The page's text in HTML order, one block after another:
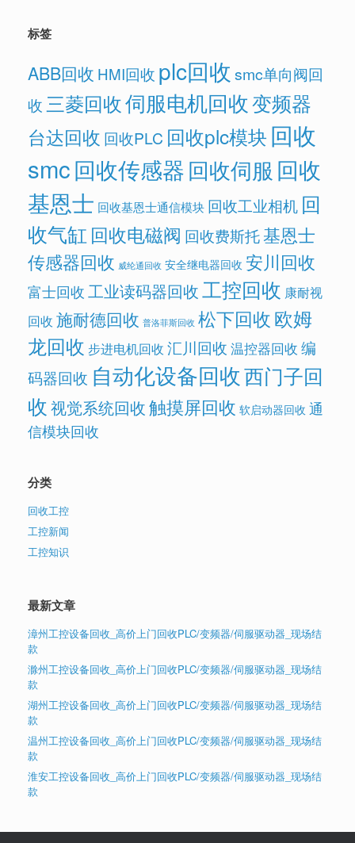
标签
ABB回收 HMI回收 plc回收 smc单向阀回
收 三菱回收伺服电机回收变频器
台达回收 回收PLC 回收plc模块 回收
smc回收传感器回收伺服 回收
基恩士 回收基恩士通信模块 回收工业相机 回
收气缸 回收电磁阀 回收费斯托基恩士
传感器回收 威纶通回收 安全继电器回收 安川回收
富士回收工业读码器回收工控回收 康耐视
回收 施耐德回收 普洛菲斯回收 松下回收欧姆
龙回收 步进电机回收 汇川回收 温控器回收 编
码器回收 自动化设备回收西门子回
收视觉系统回收触摸屏回收 软启动器回收 通
信模块回收
分类
回收工控
工控新闻
工控知识
最新文章
漳州工控设备回收_高价上门回收PLC/变频器/伺服驱动器_现场结
款
滁州工控设备回收_高价上门回收PLC/变频器/伺服驱动器_现场结
款
湖州工控设备回收_高价上门回收PLC/变频器/伺服驱动器_现场结
款
温州工控设备回收_高价上门回收PLC/变频器/伺服驱动器_现场结
款
淮安工控设备回收_高价上门回收PLC/变频器/伺服驱动器_现场结
款